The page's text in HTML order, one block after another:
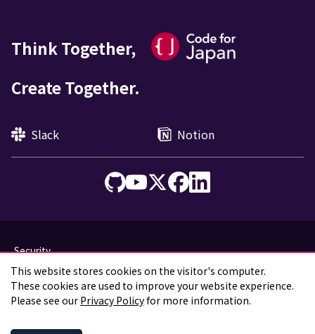
Think Together,
Create Together.
Slack Notion
Security
Privacy Policy
Code of Conduct
This website stores cookies on the visitor's computer.
These cookies are used to improve your website experience.
Please see our Privacy Policy for more information.